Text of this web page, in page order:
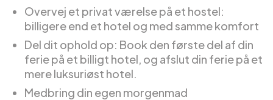
Overvej et privat værelse på et hostel:
billigere end et hotel og med samme komfort
Del dit ophold op: Book den første del af din
ferie på et billigt hotel, og afslut din ferie på et
mere luksuriøst hotel.
Medbring din egen morgenmad